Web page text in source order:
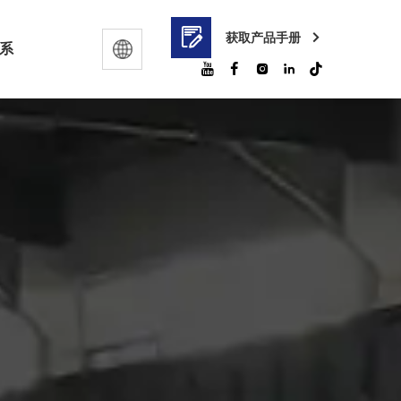
获取产品手册